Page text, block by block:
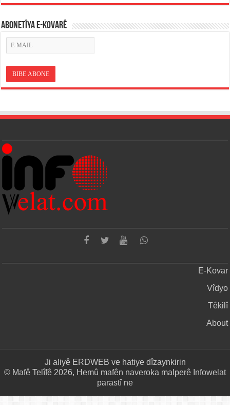
ABONETÎYA E-KOVARÊ
E-Kovar
Vîdyo
Têkilî
About
Ji aliyê ERDWEB ve hatiye dîzaynkirin
© Mafê Telîfê 2026, Hemû mafên naveroka malperê Infowelat
parastî ne